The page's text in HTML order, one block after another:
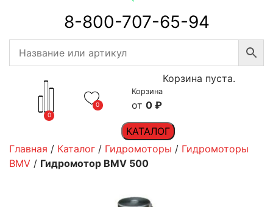
8-800-707-65-94
0
0
Корзина
0 ₽
Корзина пуста.
КАТАЛОГ
Главная / Каталог / Гидромоторы / Гидромоторы
BMV / Гидромотор BMV 500